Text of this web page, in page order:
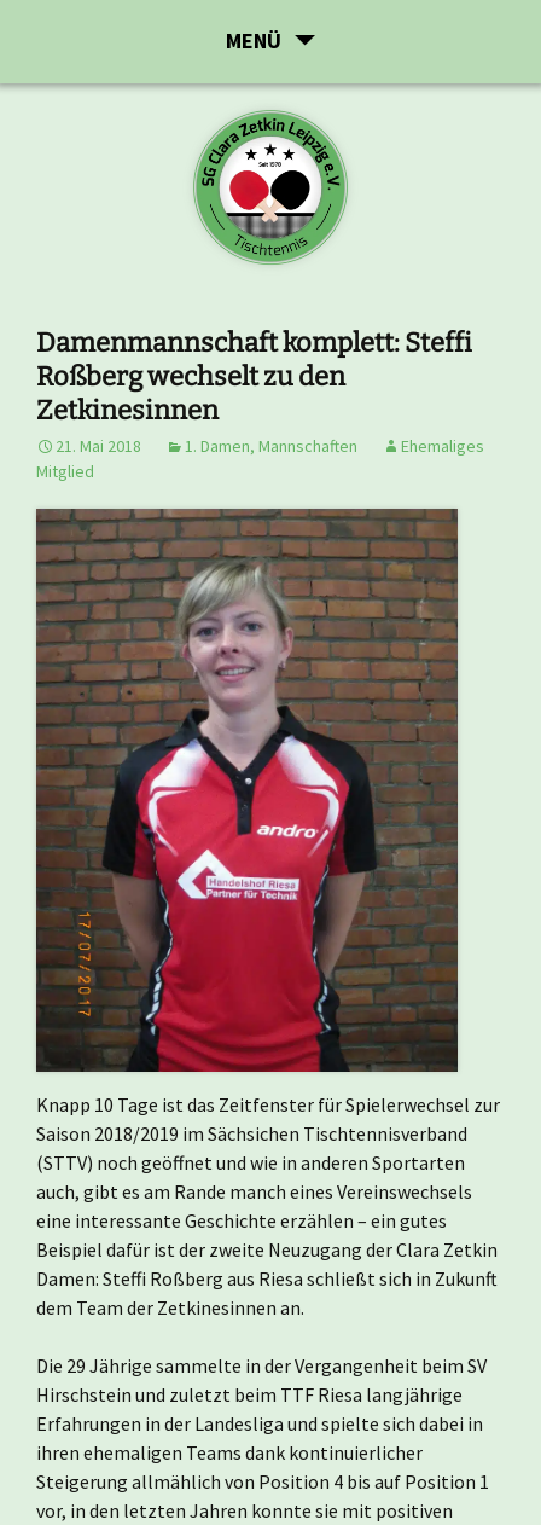
MENÜ
Damenmannschaft komplett: Steffi
Roßberg wechselt zu den
Zetkinesinnen
21. Mai 2018 1. Damen, Mannschaften
Ehemaliges
Mitglied
Knapp 10 Tage ist das Zeitfenster für Spielerwechsel zur
Saison 2018/2019 im Sächsichen Tischtennisverband
(STTV) noch geöffnet und wie in anderen Sportarten
auch, gibt es am Rande manch eines Vereinswechsels
eine interessante Geschichte erzählen – ein gutes
Beispiel dafür ist der zweite Neuzugang der Clara Zetkin
Damen: Steffi Roßberg aus Riesa schließt sich in Zukunft
dem Team der Zetkinesinnen an.
Die 29 Jährige sammelte in der Vergangenheit beim SV
Hirschstein und zuletzt beim TTF Riesa langjährige
Erfahrungen in der Landesliga und spielte sich dabei in
ihren ehemaligen Teams dank kontinuierlicher
Steigerung allmählich von Position 4 bis auf Position 1
vor, in den letzten Jahren konnte sie mit positiven